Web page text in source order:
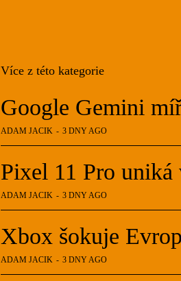
Více z této kategorie
Google Gemini
ADAM JACIK - 3 DNY AGO
Pixel 11 Pro uniká
ADAM JACIK - 3 DNY AGO
Xbox šokuje
ADAM JACIK - 3 DNY AGO